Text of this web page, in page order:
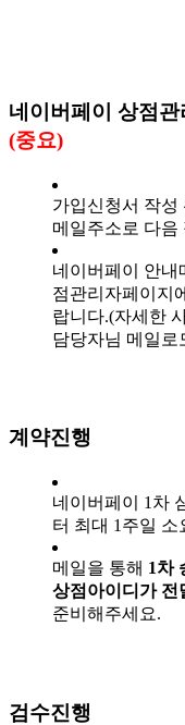
네이버페이 상점
(중요)
가입신청서 작성
메일주소로 다음
네이버페이 안내
점관리자페이지
랍니다.(자세한
담당자님 메일로
계약진행
네이버페이 1차
터 최대 1주일 소
메일을 통해 1차
상점아이디가 전
준비해주세요.
검수진행